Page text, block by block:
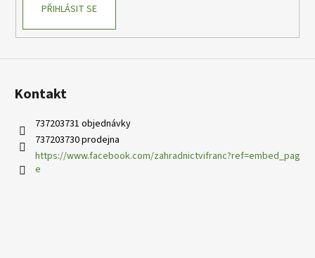
PŘIHLÁSIT SE
Kontakt
737203731 objednávky
737203730 prodejna
https://www.facebook.com/zahradnictvifranc?ref=embed_pag
e